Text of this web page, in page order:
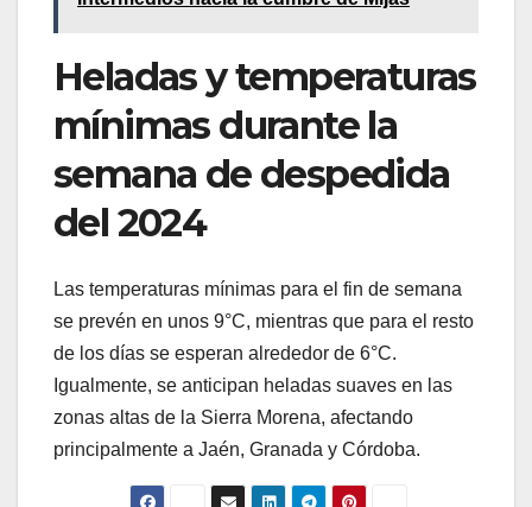
Heladas y temperaturas
mínimas durante la
semana de despedida
del 2024
Las temperaturas mínimas para el fin de semana
se prevén en unos 9°C, mientras que para el resto
de los días se esperan alrededor de 6°C.
Igualmente, se anticipan heladas suaves en las
zonas altas de la Sierra Morena, afectando
principalmente a Jaén, Granada y Córdoba.